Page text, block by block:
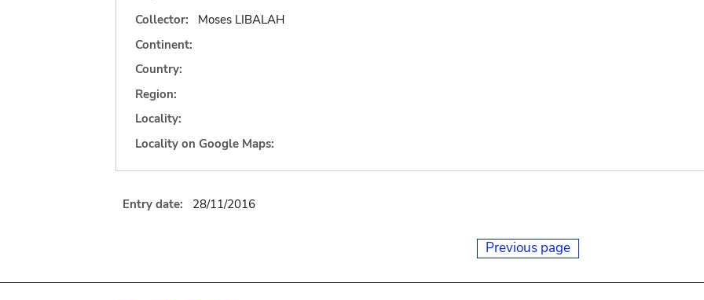
Collector:
Moses LIBALAH
Continent:
Country:
Region:
Locality:
Locality on Google Maps:
Entry date: 28/11/2016
Previous page